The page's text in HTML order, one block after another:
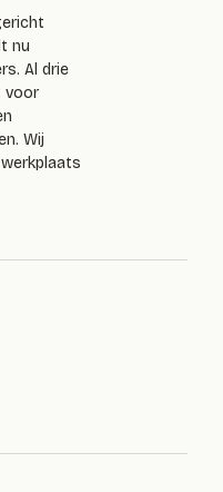
nu
Al drie
voor
Wij